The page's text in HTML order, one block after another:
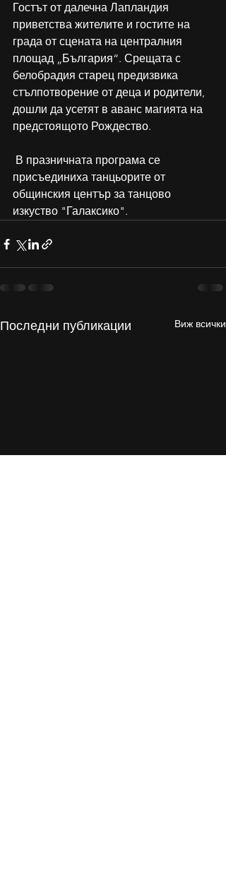
Гостът от далечна Лапландия
приветства жителите и гостите на
града от сцената на централния
площад „България“. Срещата с
белобрадия старец предизвика
стълпотворение от деца и родители,
дошли да усетят в аванс магията на
предстоящото Рождество.
присъединиха танцьорите от
общинския център за танцово
изкуство "Галаксико".
Последни публикации Виж всички